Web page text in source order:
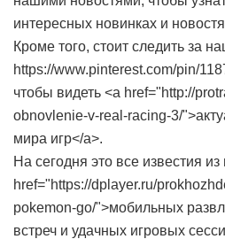
интересных новинках и
Кроме того, стоит следить за
https://www.pinterest.com/pin/
чтобы видеть <a href="http://
obnovlenie-v-real-racing-3/
мира игр</a>.
На сегодня это все известия
href="https://dplayer.ru/
pokemon-go/">мобильных
встреч и удачных игровых